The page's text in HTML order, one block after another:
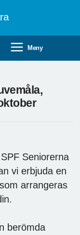
Meny
Seniorerna
vi erbjuda en
arrangeras
berömda